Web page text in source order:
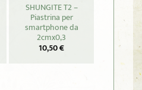
SHUNGITE T2 –
Piastrina per
smartphone da
2cmx0,3
10,50€